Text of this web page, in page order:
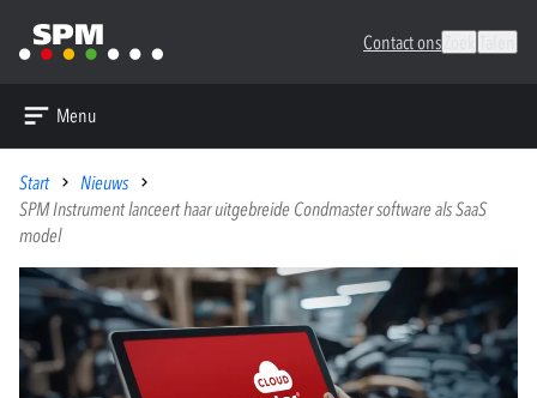
Contact ons
Menu
Start
Nieuws
SPM Instrument lanceert haar uitgebreide Condmaster software als SaaS
model